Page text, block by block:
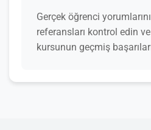
Gerçek öğrenci
referansları kontrol edin
kursunun geçmiş